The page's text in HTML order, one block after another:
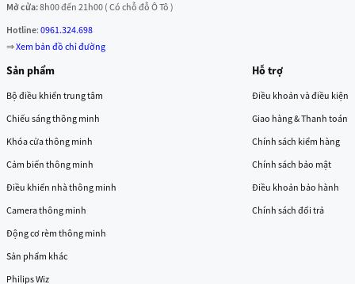
Màu sắc: Trắng, Đen, Cam, Vàng, Xanh
Kết luận
Loa Apple HomePod mini
là sự kết hợp hoàn hảo giữa thiết kế nhỏ
một chiếc loa, đây còn là
luôn sẵn sàng hỗ trợ bạn
trong cuộc sống hàng ngày và là
trung tâm điều khiển nhà thông
minhtiện lợi.
Với mức giá hợp lý so với phiên bản HomePod trước đây, HomePod
sinh thái Apple cũng như mong muốn xây dựng một không gian
sống hiện đại, thông minh.
Mở cửa:8h00 đến 21h00 ( Có chỗ đỗ Ô Tô )
Hotline: 0961.324.698
⇒Xem bản đồ chỉ đường
Sản phẩm
Bộ điều khiển trung tâm
Chiếu sáng thông minh
Khóa cửa thông minh
Cảm biến thông minh
Điều khiển nhà thông minh
Camera thông minh
Động cơ rèm thông minh
Sản phẩm khác
Philips Wiz
Hỗ trợ
Điều khoản và điều kiện
Giao hàng & Thanh toán
Chính sách kiểm hàng
Chính sách bảo mật
Điều khoản bảo hành
Chính sách đổi trả